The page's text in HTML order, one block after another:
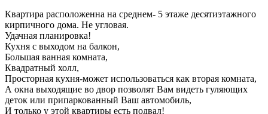
Квартира расположенна на среднем- 5 этаже десятиэтажного
кирпичного дома. Не угловая.
Удачная планировка!
Кухня с выходом на балкон,
Большая ванная комната,
Квадратный холл,
Просторная кухня-может использоваться как вторая комната,
А окна выходящие во двор позволят Вам видеть гуляющих
деток или припаркованный Ваш автомобиль,
И только у этой квартиры есть подвал!